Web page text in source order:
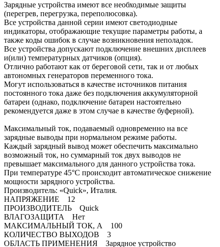
Зарядные устройства имеют все необходимые защиты
(перегрев, перегрузка, переполюсовка).
Все устройства данной серии имеют светодиодные
индикаторы, отображающие текущие параметры работы, а
также коды ошибок в случае возникновения неполадок.
Все устройства допускают подключение внешних дисплеев
и(или) температурных датчиков (опция).
Отлично работают как от береговой сети, так и от любых
автономных генераторов переменного тока.
Могут использоваться в качестве источников питания
постоянного тока даже без подключения аккумуляторной
батареи (однако, подключение батареи настоятельно
рекомендуется даже в этом случае в качестве буферной).
Максимальный ток, подаваемый одновременно на все
зарядные выводы при нормальном режиме работы.
Каждый зарядный вывод может обеспечить максимально
возможный ток, но суммарный ток двух выводов не
превышает максимального для данного устройства тока.
При температуре 45°C происходит автоматическое снижение
мощности зарядного устройства.
Производитель: «Quick», Италия.
НАПРЯЖЕНИЕ 12
ПРОИЗВОДИТЕЛЬ Quick
ВЛАГОЗАЩИТА Нет
МАКСИМАЛЬНЫЙ ТОК, А 100
КОЛИЧЕСТВО ВЫХОДОВ 3
ОБЛАСТЬ ПРИМЕНЕНИЯ Зарядное устройство